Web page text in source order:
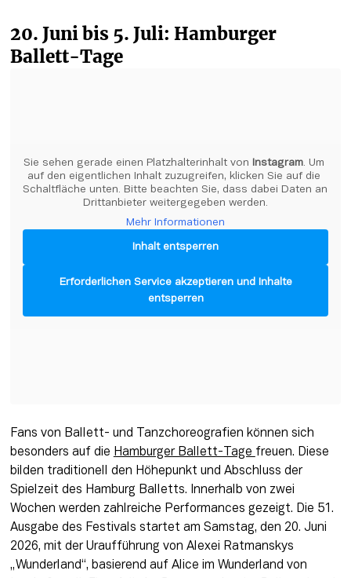
20. Juni bis 5. Juli: Hamburger
Ballett-Tage
Sie sehen gerade einen Platzhalterinhalt von Instagram. Um
auf den eigentlichen Inhalt zuzugreifen, klicken Sie auf die
Schaltfläche unten. Bitte beachten Sie, dass dabei Daten an
Drittanbieter weitergegeben werden.
Mehr Informationen
Inhalt entsperren
Erforderlichen Service akzeptieren und Inhalte
entsperren
Fans von Ballett- und Tanzchoreografien können sich
besonders auf die Hamburger Ballett-Tage freuen. Diese
bilden traditionell den Höhepunkt und Abschluss der
Spielzeit des Hamburg Balletts. Innerhalb von zwei
Wochen werden zahlreiche Performances gezeigt. Die 51.
Ausgabe des Festivals startet am Samstag, den 20. Juni
2026, mit der Uraufführung von Alexei Ratmanskys
„Wunderland“, basierend auf Alice im Wunderland von